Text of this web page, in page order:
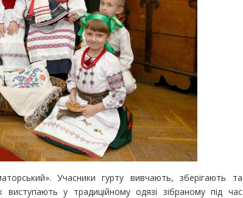
Учасники гурту вивчають, зберігають та
у традиційному одязі зібраному під час